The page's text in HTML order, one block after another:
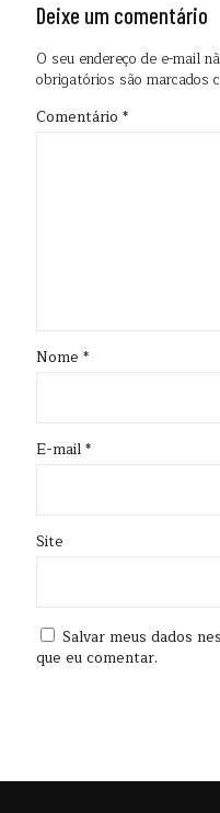
Deixe um comentário
O seu endereço de e-mail
obrigatórios são marcados
Comentário *
Nome *
E-mail*
Site
Salvar meus dados
que eu comentar.